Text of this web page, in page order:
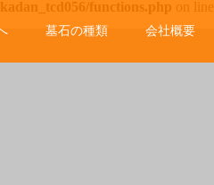
functions.php on line
墓石の種類 会社概要